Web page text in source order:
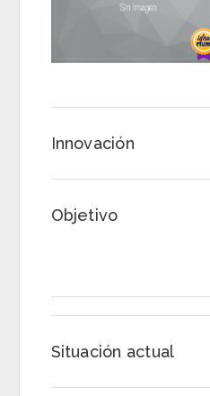
Innovación
Objetivo
Situación actual